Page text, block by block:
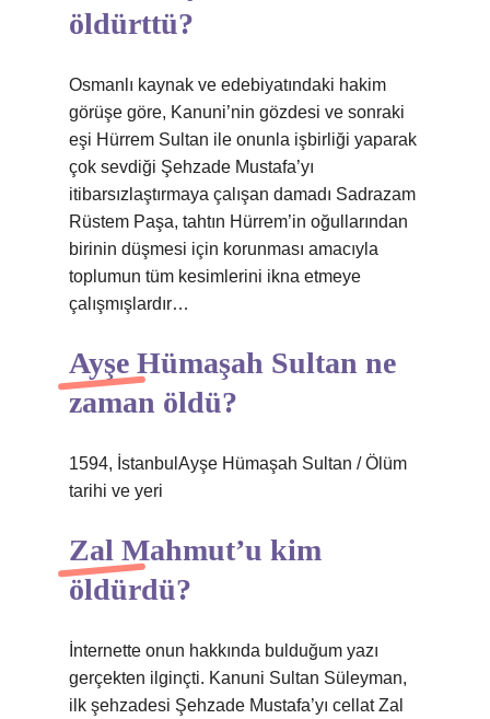
öldürttü?
Osmanlı kaynak ve edebiyatındaki hakim
görüşe göre, Kanuni’nin gözdesi ve sonraki
eşi Hürrem Sultan ile onunla işbirliği yaparak
çok sevdiği Şehzade Mustafa’yı
itibarsızlaştırmaya çalışan damadı Sadrazam
Rüstem Paşa, tahtın Hürrem’in oğullarından
birinin düşmesi için korunması amacıyla
toplumun tüm kesimlerini ikna etmeye
çalışmışlardır…
Ayşe Hümaşah Sultan ne
zaman öldü?
1594, İstanbulAyşe Hümaşah Sultan / Ölüm
tarihi ve yeri
Zal Mahmut’u kim
öldürdü?
İnternette onun hakkında bulduğum yazı
gerçekten ilginçti. Kanuni Sultan Süleyman,
ilk şehzadesi Şehzade Mustafa’yı cellat Zal